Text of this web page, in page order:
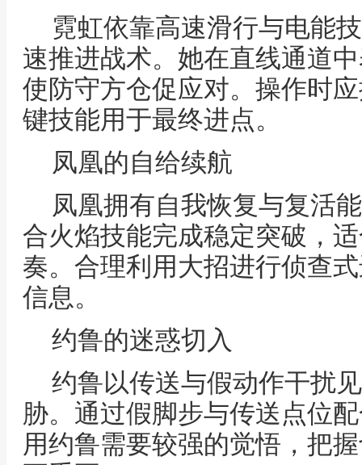
霓虹依靠高速滑行与电能
速推进战术。她在直线通道
使防守方仓促应对。操作时
键技能用于最终进点。
凤凰的自给续航
凤凰拥有自我恢复与复活
合火焰技能完成稳定突破，
奏。合理利用大招进行侦查
信息。
约鲁的迷惑切入
约鲁以传送与假动作干扰
胁。通过假脚步与传送点位
用约鲁需要较强的觉悟，把